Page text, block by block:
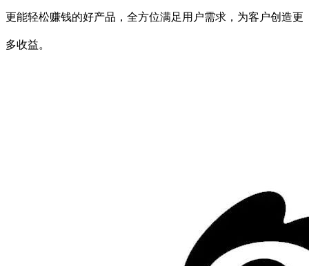
更能轻松赚钱的好产品，全方位满足用户需求，为客户创造更
多收益。